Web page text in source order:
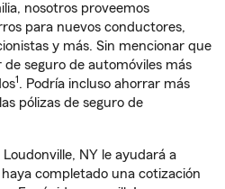
nosotros proveemos
para nuevos conductores,
y más. Sin mencionar que
seguro de automóviles más
1. Podría incluso ahorrar más
pólizas de seguro de
NY le ayudará a
completado una cotización